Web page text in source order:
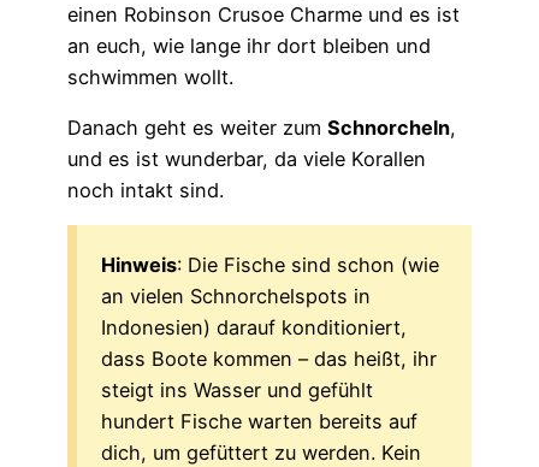
einen Robinson Crusoe Charme und es ist
an euch, wie lange ihr dort bleiben und
schwimmen wollt.
Danach geht es weiter zum Schnorcheln,
und es ist wunderbar, da viele Korallen
noch intakt sind.
Hinweis: Die Fische sind schon (wie
an vielen Schnorchelspots in
Indonesien) darauf konditioniert,
dass Boote kommen – das heißt, ihr
steigt ins Wasser und gefühlt
hundert Fische warten bereits auf
dich, um gefüttert zu werden. Kein